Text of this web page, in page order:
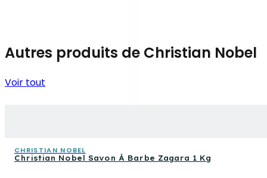
Autres produits de Christian Nobel
Voir tout
CHRISTIAN NOBEL
Christian Nobel Savon À Barbe Zagara 1 Kg